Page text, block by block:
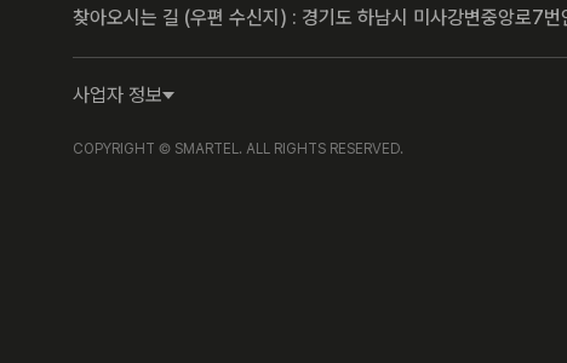
찾아오시는 길 (우편 수신지) : 경기도 하남시 미사강변중앙로7
사업자 정보
COPYRIGHT © SMARTEL. ALL RIGHTS RESERVED.